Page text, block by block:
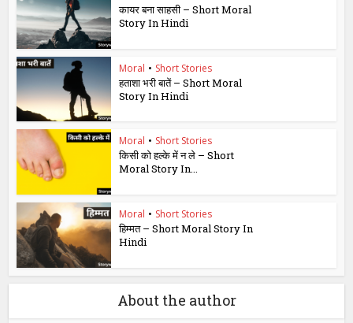
कायर बना साहसी – Short Moral
Story In Hindi
Moral • Short Stories
हताशा भरी बातें – Short Moral
Story In Hindi
Moral • Short Stories
किसी को हल्के में न ले – Short
Moral Story In...
Moral • Short Stories
हिम्मत – Short Moral Story In
Hindi
About the author